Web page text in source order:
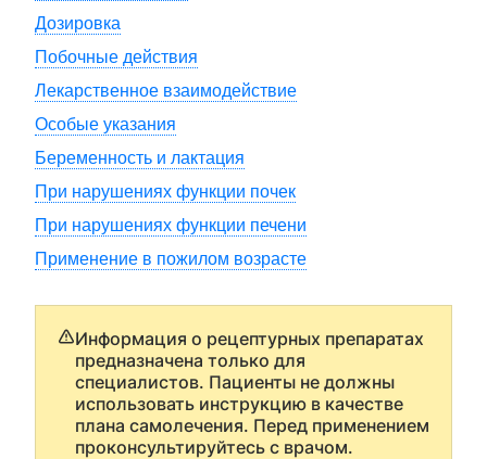
Дозировка
Побочные действия
Лекарственное взаимодействие
Особые указания
Беременность и лактация
При нарушениях функции почек
При нарушениях функции печени
Применение в пожилом возрасте
Информация о рецептурных препаратах
предназначена только для
специалистов. Пациенты не должны
использовать инструкцию в качестве
плана самолечения. Перед применением
проконсультируйтесь с врачом.